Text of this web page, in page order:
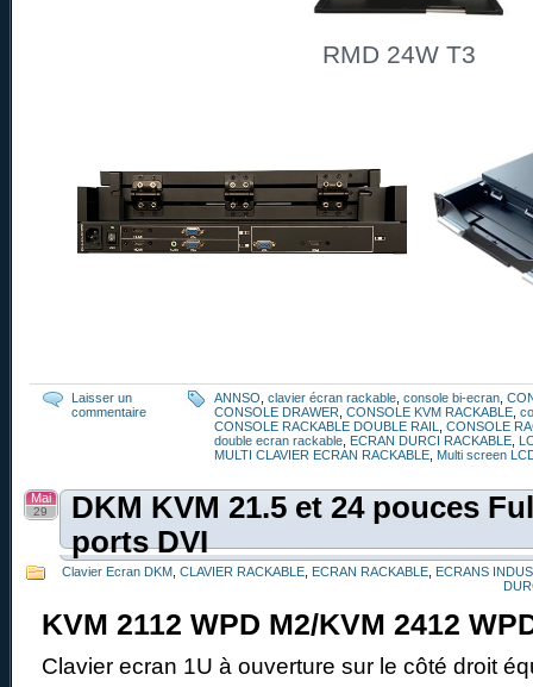
RMD 24W T3
Laisser un
commentaire
ANNSO clavier écran rackable console bi-ecran
CONSOLE DRAWER CONSOLE KVM RACKABLE
CONSOLE RACKABLE DOUBLE RAIL
CONSOLE
double ecran rackable ECRAN DURCI RACKABLE
MULTI CLAVIER ECRAN RACKABLE Multi screen
DKM KVM 21.5 et 24 pouces
ports DVI
Mai
29
Clavier Ecran DKM CLAVIER RACKABLE ECRAN RACKABLE ECRANS
KVM 2112 WPD M2/KVM 2412
Clavier ecran 1U à ouverture sur le côté droit